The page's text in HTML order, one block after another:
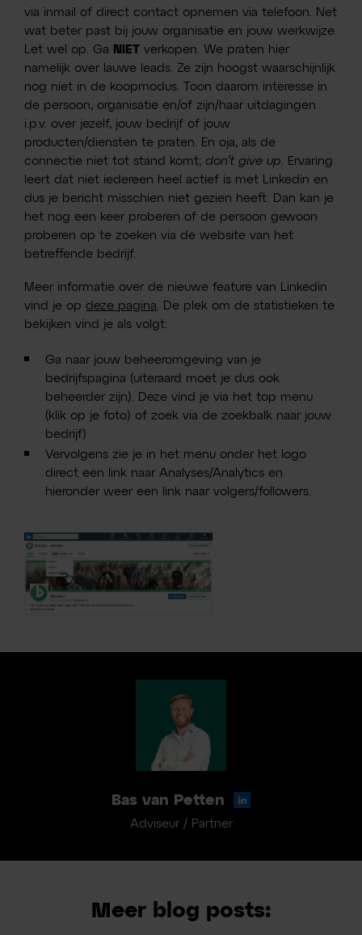
via inmail of direct contact opnemen via telefoon. Net
wat beter past bij jouw organisatie en jouw werkwijze.
Let wel op. Ga NIET verkopen. We praten hier
namelijk over lauwe leads. Ze zijn hoogst waarschijnlijk
nog niet in de koopmodus. Toon daarom interesse in
de persoon, organisatie en/of zijn/haar uitdagingen
i.p.v. over jezelf, jouw bedrijf of jouw
producten/diensten te praten. En oja, als de
connectie niet tot stand komt;don’t give up. Ervaring
leert dat niet iedereen heel actief is met Linkedin en
dus je bericht misschien niet gezien heeft. Dan kan je
het nog een keer proberen of de persoon gewoon
proberen op te zoeken via de website van het
betreffende bedrijf.
Meer informatie over de nieuwe feature van Linkedin
vind je op deze pagina. De plek om de statistieken te
bekijken vind je als volgt:
Ga naar jouw beheeromgeving van je
bedrijfspagina (uiteraard moet je dus ook
beheerder zijn). Deze vind je via het top menu
(klik op je foto) of zoek via de zoekbalk naar jouw
bedrijf)
Vervolgens zie je in het menu onder het logo
direct een link naar Analyses/Analytics en
hieronder weer een link naar volgers/followers.
Bas van Petten
Adviseur / Partner
Meer blog posts: